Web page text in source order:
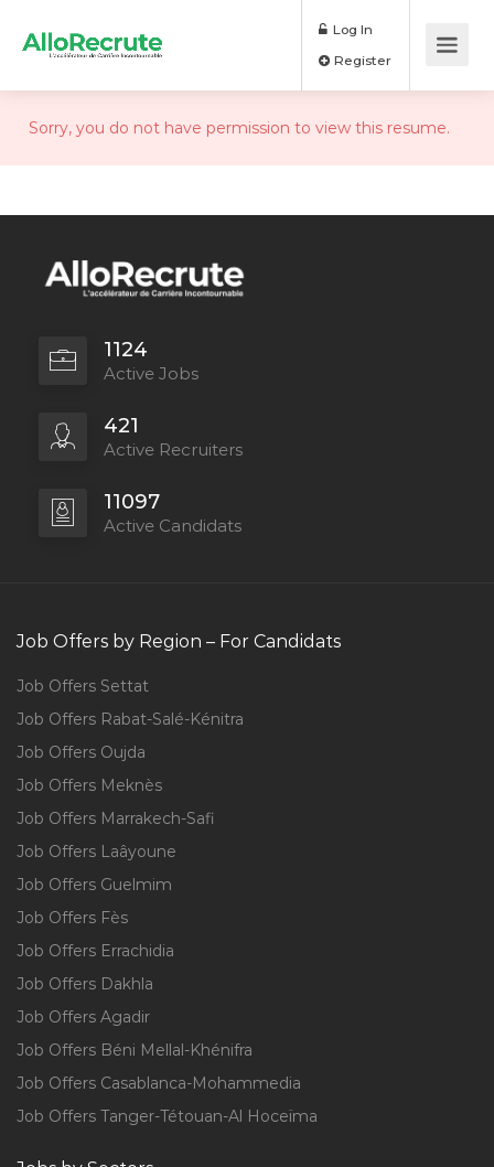
Log In
Sorry, you do not have permission to view this resume.
1124
Active Jobs
421
Active Recruiters
11097
Active Candidats
Job Offers by Region – For Candidats
Job Offers Settat
Job Offers Rabat-Salé-Kénitra
Job Offers Oujda
Job Offers Meknès
Job Offers Marrakech-Safi
Job Offers Laâyoune
Job Offers Guelmim
Job Offers Fès
Job Offers Errachidia
Job Offers Dakhla
Job Offers Agadir
Job Offers Béni Mellal-Khénifra
Job Offers Casablanca-Mohammedia
Job Offers Tanger-Tétouan-Al Hoceïma